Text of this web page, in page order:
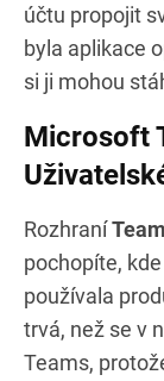
účtu propojit
byla aplikace
si ji mohou
Microsoft
Rozhraní
pochopíte,
používala
trvá, než se v
Teams,